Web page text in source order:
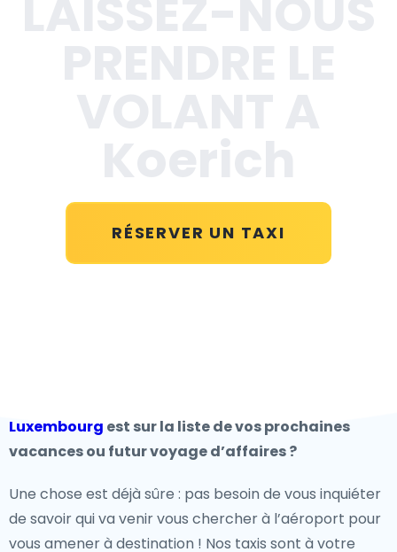
RÉSERVER UN TAXI
Luxembourg est sur la liste de vos prochaines
vacances ou futur voyage d’affaires ?
Une chose est déjà sûre : pas besoin de vous inquiéter
de savoir qui va venir vous chercher à l’aéroport pour
vous amener à destination ! Nos taxis sont à votre